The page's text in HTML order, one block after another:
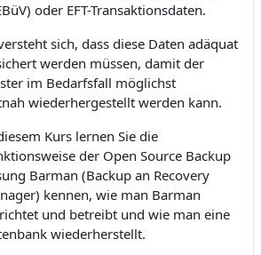
oder EFT-Transaktionsdaten.
sich, dass diese Daten adäquat
werden müssen, damit der
im Bedarfsfall möglichst
wiederhergestellt werden kann.
Kurs lernen Sie die
der Open Source Backup
Barman (Backup an Recovery
kennen, wie man Barman
und betreibt und wie man eine
wiederherstellt.